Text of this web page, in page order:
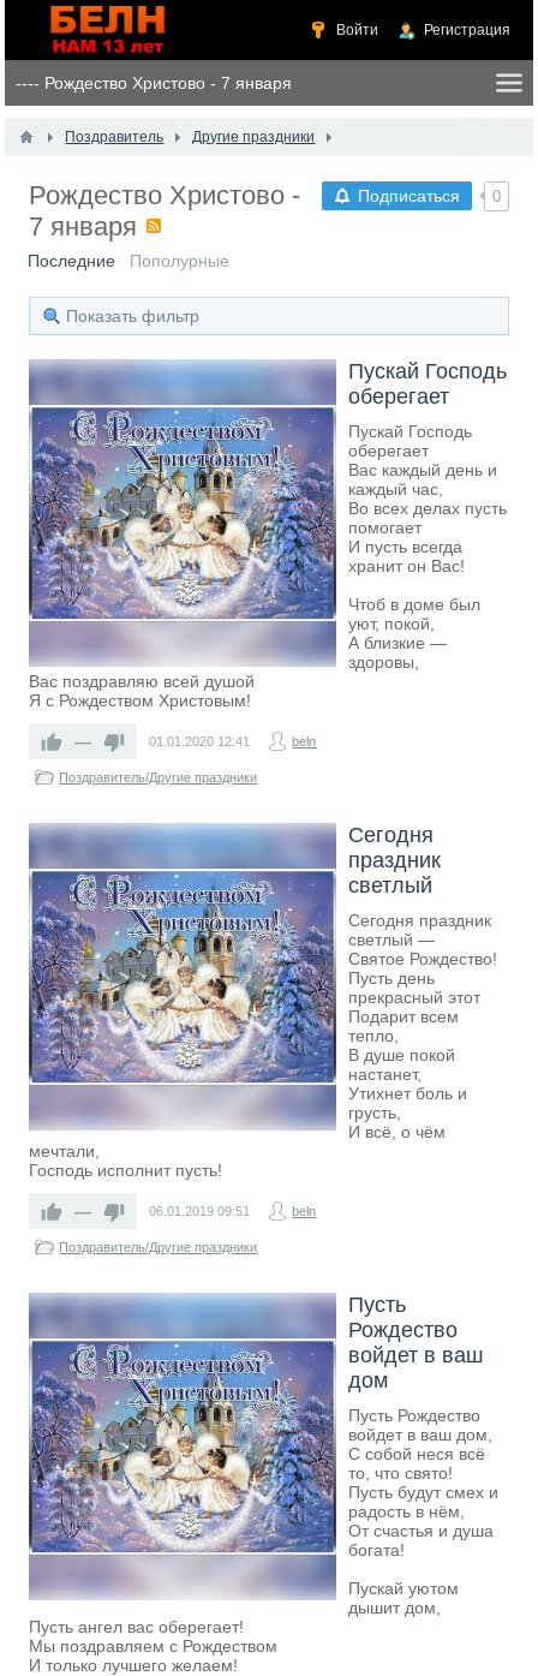
Войти Регистрация
Поздравитель Другие праздники
Подписаться 0
Рождество Христово -
7 января
Последние Пополурные
Показать фильтр
Пускай Господь
оберегает
Пускай Господь
оберегает
Вас каждый день и
каждый час,
Во всех делах пусть
помогает
И пусть всегда
хранит он Вас!
Чтоб в доме был
уют, покой,
А близкие ―
здоровы,
Вас поздравляю всей душой
Я с Рождеством Христовым!
— 01.01.2020 12:41 beln
Поздравитель/Другие праздники
Сегодня
праздник
светлый
Сегодня праздник
светлый —
Святое Рождество!
Пусть день
прекрасный этот
Подарит всем
тепло,
В душе покой
настанет,
Утихнет боль и
грусть,
И всё, о чём
мечтали,
Господь исполнит пусть!
— 06.01.2019 09:51 beln
Поздравитель/Другие праздники
Пусть
Рождество
войдет в ваш
дом
Пусть Рождество
войдет в ваш дом,
С собой неся всё
то, что свято!
Пусть будут смех и
радость в нём,
От счастья и душа
богата!
Пускай уютом
дышит дом,
Пусть ангел вас оберегает!
Мы поздравляем с Рождеством
И только лучшего желаем!